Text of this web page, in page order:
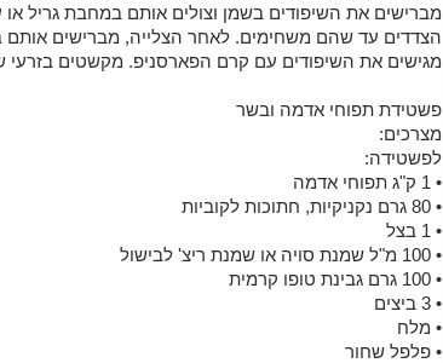
מברישים את השיפודים בשמן וצולים אותם במחבת גריל או
הצדדים עד שהם משחימים. לאחר הצלייה, מברישים אותם
מגישים את השיפודים עם קרם הפארסניפ. מקשטים בזרעי
פשטידת תפוחי אדמה ובשר
מצרכים:
לפשטידה:
• 1 ק"ג תפוחי אדמה
• 80 גרם נקניקיות, חתוכות לקוביות
• 1 בצל
• 100 מ"ל שמנת סויה או שמנת ריצ' לבישול
• 100 גרם גבינת טופו קרמית
• 3 ביצים
• מלח
• פלפל שחור